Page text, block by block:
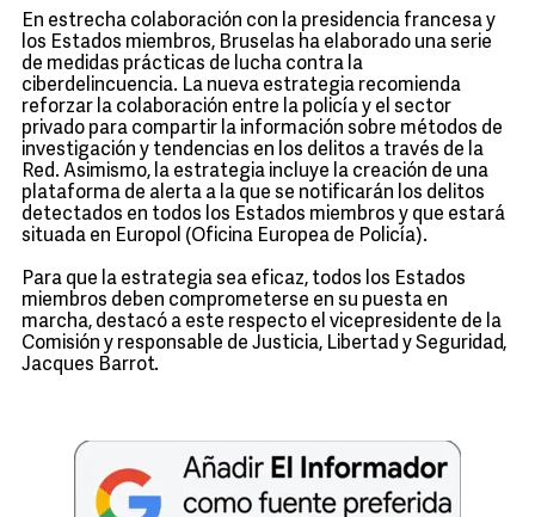
En estrecha colaboración con la presidencia francesa y
los Estados miembros, Bruselas ha elaborado una serie
de medidas prácticas de lucha contra la
ciberdelincuencia. La nueva estrategia recomienda
reforzar la colaboración entre la policía y el sector
privado para compartir la información sobre métodos de
investigación y tendencias en los delitos a través de la
Red. Asimismo, la estrategia incluye la creación de una
plataforma de alerta a la que se notificarán los delitos
detectados en todos los Estados miembros y que estará
situada en Europol (Oficina Europea de Policía).
Para que la estrategia sea eficaz, todos los Estados
miembros deben comprometerse en su puesta en
marcha, destacó a este respecto el vicepresidente de la
Comisión y responsable de Justicia, Libertad y Seguridad,
Jacques Barrot.